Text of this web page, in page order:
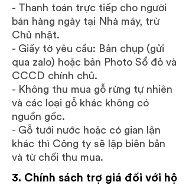
- Thanh toán trực tiếp cho người
bán hàng ngày tại Nhà máy, trừ
Chủ nhật.
- Giấy tờ yêu cầu: Bản chụp (gửi
qua zalo) hoặc bản Photo Sổ đỏ và
CCCD chính chủ.
- Không thu mua gỗ rừng tự nhiên
và các loại gỗ khác không có
nguồn gốc.
- Gỗ tưới nước hoặc có gian lận
khác thì Công ty sẽ lập biên bản
và từ chối thu mua.
3. Chính sách trợ giá đối với hộ